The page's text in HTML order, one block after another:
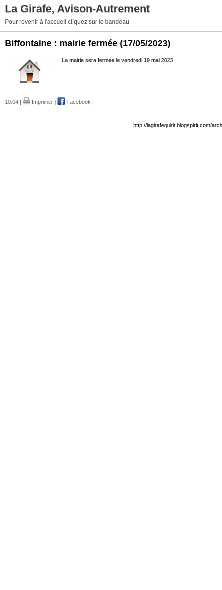
La Girafe, Avison-Autrement
Pour revenir à l'accueil cliquez sur le bandeau
Biffontaine : mairie fermée (17/05/2023)
La mairie sera fermée le vendredi 19 mai 2023
10:04 | Imprimer | Facebook |
http://lagirafequirit.blogspirit.com/